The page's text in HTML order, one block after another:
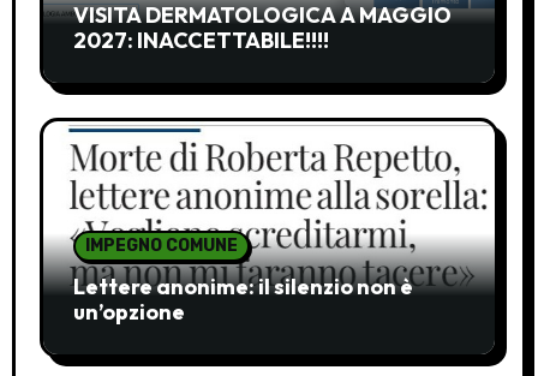
VISITA DERMATOLOGICA A MAGGIO
2027: INACCETTABILE!!!!
IMPEGNO COMUNE
Lettere anonime: il silenzio non è
un’opzione